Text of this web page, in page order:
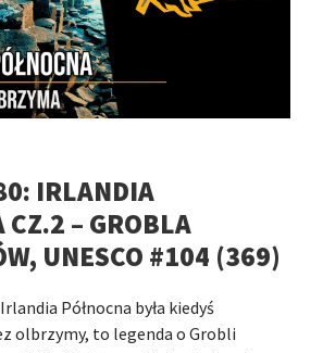
IRLANDIA
CZ.2 – GROBLA
UNESCO #104 (369)
Północna była kiedyś
olbrzymy, to legenda o Grobli